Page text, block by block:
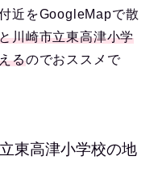
近をGoogleMapで散
川崎市立東高津小学
るのでおススメで
東高津小学校の地